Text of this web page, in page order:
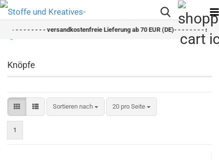
- - - - - - - - versandkostenfreie Lieferung ab 70 EUR (DE)- - - - - - - -
Knöpfe
Sortieren nach
Sortieren nach 20 pro Seite
pro Seite
1